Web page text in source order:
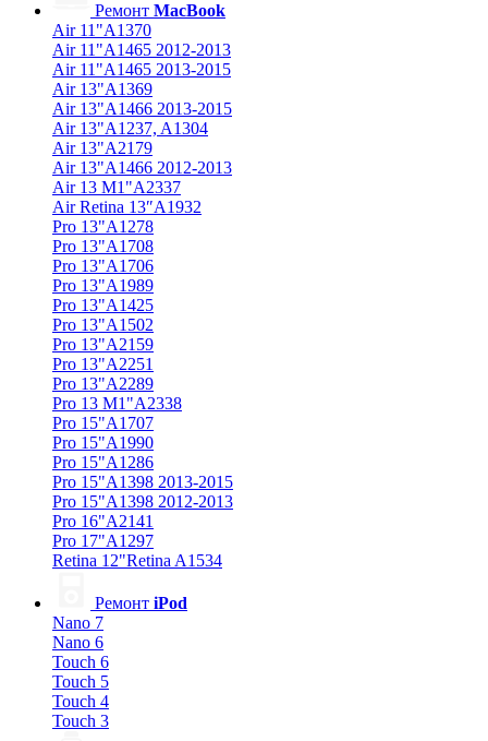
Ремонт MacBook
Air 11"A1370
Air 11"A1465 2012-2013
Air 11"A1465 2013-2015
Air 13"A1369
Air 13"A1466 2013-2015
Air 13"A1237, A1304
Air 13"A2179
Air 13"A1466 2012-2013
Air 13 M1"A2337
Air Retina 13″A1932
Pro 13"A1278
Pro 13"A1708
Pro 13"A1706
Pro 13"A1989
Pro 13"A1425
Pro 13"A1502
Pro 13"A2159
Pro 13"A2251
Pro 13"A2289
Pro 13 M1"A2338
Pro 15"A1707
Pro 15"A1990
Pro 15"A1286
Pro 15"A1398 2013-2015
Pro 15"A1398 2012-2013
Pro 16"A2141
Pro 17"A1297
Retina 12"Retina A1534
Ремонт iPod
Nano 7
Nano 6
Touch 6
Touch 5
Touch 4
Touch 3